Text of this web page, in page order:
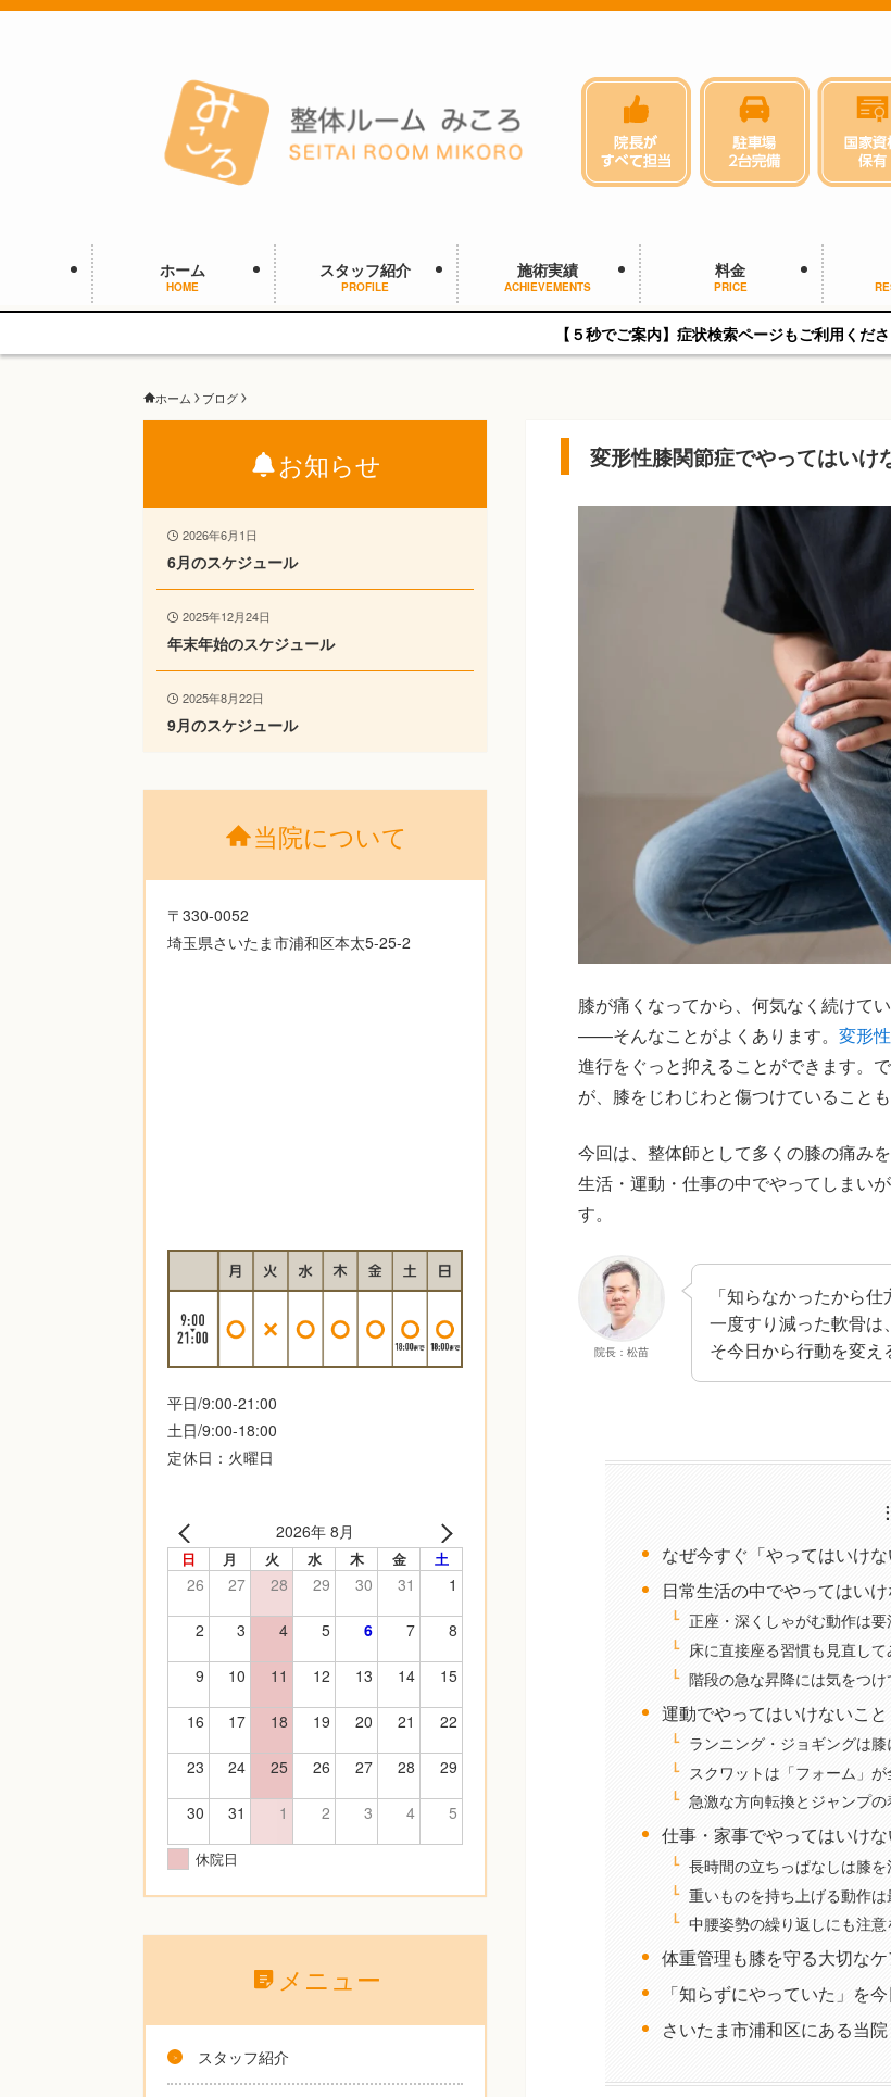
ホーム
HOME
スタッフ紹介
PROFILE
施術実績
ACHIEVEMENTS
料金
PRICE
【５秒でご案内】症状検索ページもご利用くだ
ホーム ブログ
変形性膝関節症でやってはいけ
膝が痛くなってから、何気なく続けて
——そんなことがよくあります。 変形
進行をぐっと抑えることができます。
が、膝をじわじわと傷つけていること
今回は、整体師として多くの膝の痛み
生活・運動・仕事の中でやってしまい
す。
院長：松苗
「知らなかったから
一度すり減った軟骨は
そ今日から行動を変え
なぜ今すぐ「やってはいけ
日常生活の中でやってはい
正座・深くしゃがむ動作は要
床に直接座る習慣も見直して
階段の急な昇降には気をつけ
運動でやってはいけないこと
ランニング・ジョギングは
スクワットは「フォーム」が
急激な方向転換とジャンプの
仕事・家事でやってはいけな
長時間の立ちっぱなしは膝を
重いものを持ち上げる動作は
中腰姿勢の繰り返しにも注意
体重管理も膝を守る大切な
「知らずにやっていた」を
さいたま市浦和区にある当
お知らせ
2026年6月1日
6月のスケジュール
2025年12月24日
年末年始のスケジュール
2025年8月22日
9月のスケジュール
当院について
〒330-0052
埼玉県さいたま市浦和区本太5-25-2
平日/9:00-21:00
土日/9:00-18:00
定休日：火曜日
2026年 8月
日 月 火 水 木 金 土
26 27 28 29 30 31 1
2 3 4 5 6 7 8
9 10 11 12 13 14 15
16 17 18 19 20 21 22
23 24 25 26 27 28 29
30 31 1 2 3 4 5
休院日
メニュー
スタッフ紹介